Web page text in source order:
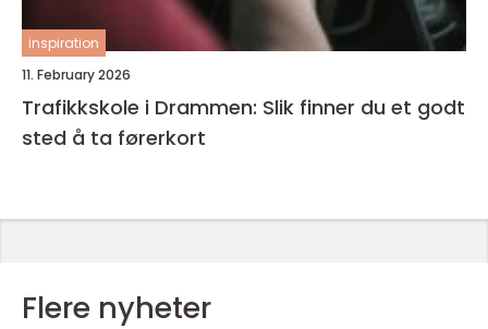
inspiration
11. February 2026
Trafikkskole i Drammen: Slik finner du et godt
sted å ta førerkort
Flere nyheter